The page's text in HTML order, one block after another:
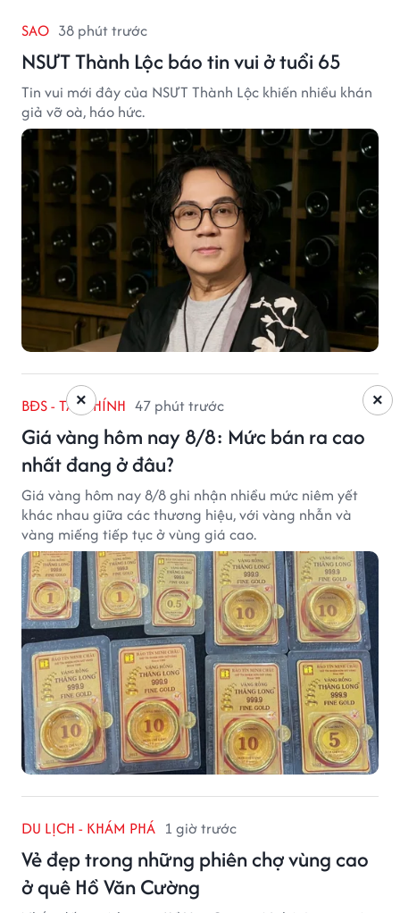
SAO 38 phút trước
NSƯT Thành Lộc báo tin vui ở tuổi 65
Tin vui mới đây của NSƯT Thành Lộc khiến nhiều khán
giả vỡ oà, háo hức.
BĐS - TÀI CHÍNH 47 phút trước
Giá vàng hôm nay 8/8: Mức bán ra cao
nhất đang ở đâu?
Giá vàng hôm nay 8/8 ghi nhận nhiều mức niêm yết
khác nhau giữa các thương hiệu, với vàng nhẫn và
vàng miếng tiếp tục ở vùng giá cao.
DU LỊCH - KHÁM PHÁ 1 giờ trước
Vẻ đẹp trong những phiên chợ vùng cao
ở quê Hồ Văn Cường
×
×